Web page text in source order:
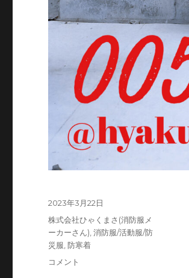
投
稿
日:
2023年3月22日
カ
テ
ゴ
株式会社ひゃくまさ(消防服メ
ーカーさん) ,消防服/活動服/防
災服 ,防寒着
消
コメント